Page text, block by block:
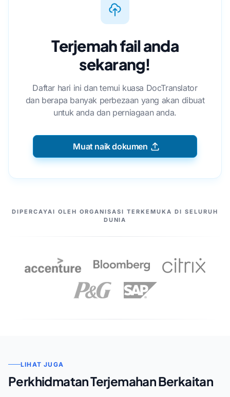
Terjemah fail anda
sekarang!
Daftar hari ini dan temui kuasa DocTranslator
dan berapa banyak perbezaan yang akan dibuat
untuk anda dan perniagaan anda.
Muat naik dokumen
PASANGAN KAMI
DIPERCAYAI OLEH ORGANISASI TERKEMUKA DI SELURUH
DUNIA
LIHAT JUGA
Perkhidmatan Terjemahan Berkaitan